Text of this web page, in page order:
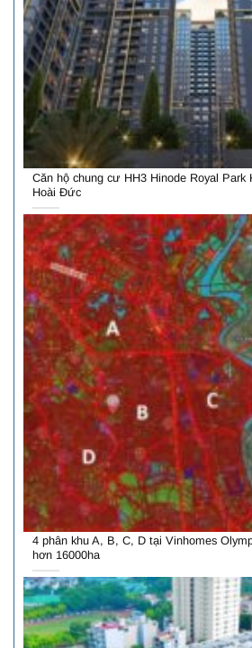
Căn hộ chung cư HH3 Hinode Royal Park
Hoài Đức
4 phân khu A, B, C, D tại Vinhomes
hơn 16000ha